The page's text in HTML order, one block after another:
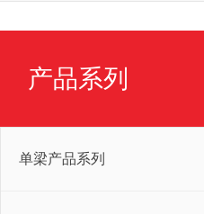
产品系列
单梁产品系列